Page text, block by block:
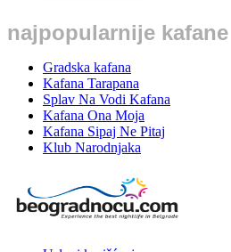
najpopularnije kafane
Gradska kafana
Kafana Tarapana
Splav Na Vodi Kafana
Kafana Ona Moja
Kafana Sipaj Ne Pitaj
Klub Narodnjaka